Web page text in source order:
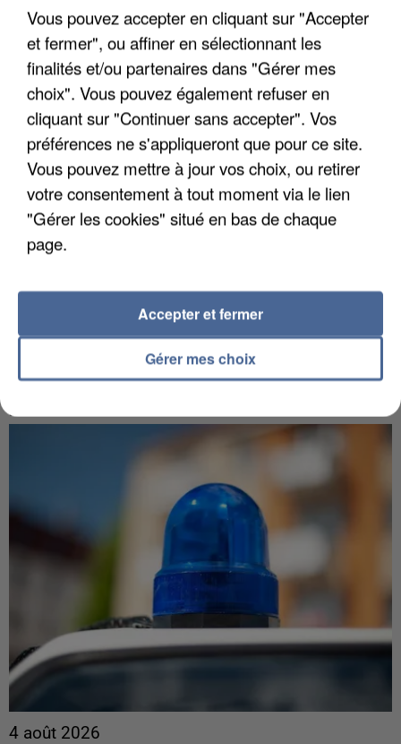
Le gouvernement et l’Ademe publient une carte
interactive des lieux...
Les habitants peuvent partager les points frais
4 août 2026
Vous pouvez accepter en cliquant sur "Accepter
et fermer", ou affiner en sélectionnant les
finalités et/ou partenaires dans "Gérer mes
choix". Vous pouvez également refuser en
cliquant sur "Continuer sans accepter". Vos
préférences ne s'appliqueront que pour ce site.
Vous pouvez mettre à jour vos choix, ou retirer
votre consentement à tout moment via le lien
"Gérer les cookies" situé en bas de chaque
page.
Gérer mes choix
Accepter et fermer